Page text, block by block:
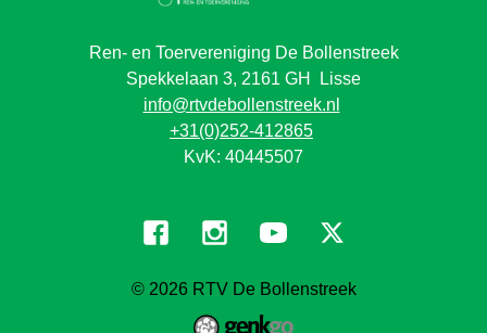
Ren- en Toervereniging De Bollenstreek
Spekkelaan 3, 2161 GH Lisse
info@rtvdebollenstreek.nl
+31(0)252-412865
KvK: 40445507
© 2026RTV De Bollenstreek